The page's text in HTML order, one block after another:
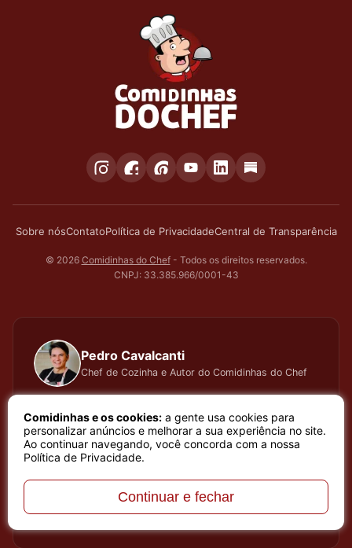
Sobre nósContatoPolítica de PrivacidadeCentral de Transparência
© 2026 Comidinhas do Chef- Todos os direitos reservados.
CNPJ: 33.385.966/0001-43
Pedro Cavalcanti
Chef de Cozinha e Autor do Comidinhas do Chef
atenção, testando cada receita que apresento, meu
trabalho é baseado em sentimento de amor e bem
estar que a arte de cozinhar proporciona. Meu nome é
Pedro Cavalcanti e sou Chef de Cozinha e Autor do
melhor site de receitas do Brasil, o site Comidinhas do
Chef.
Comidinhas e os cookies: a gente usa cookies para
personalizar anúncios e melhorar a sua experiência no site.
Ao continuar navegando, você concorda com a nossa
Política de Privacidade.
Continuar e fechar